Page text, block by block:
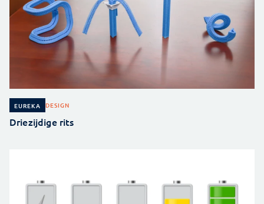
EUREKA DESIGN
Driezijdige rits